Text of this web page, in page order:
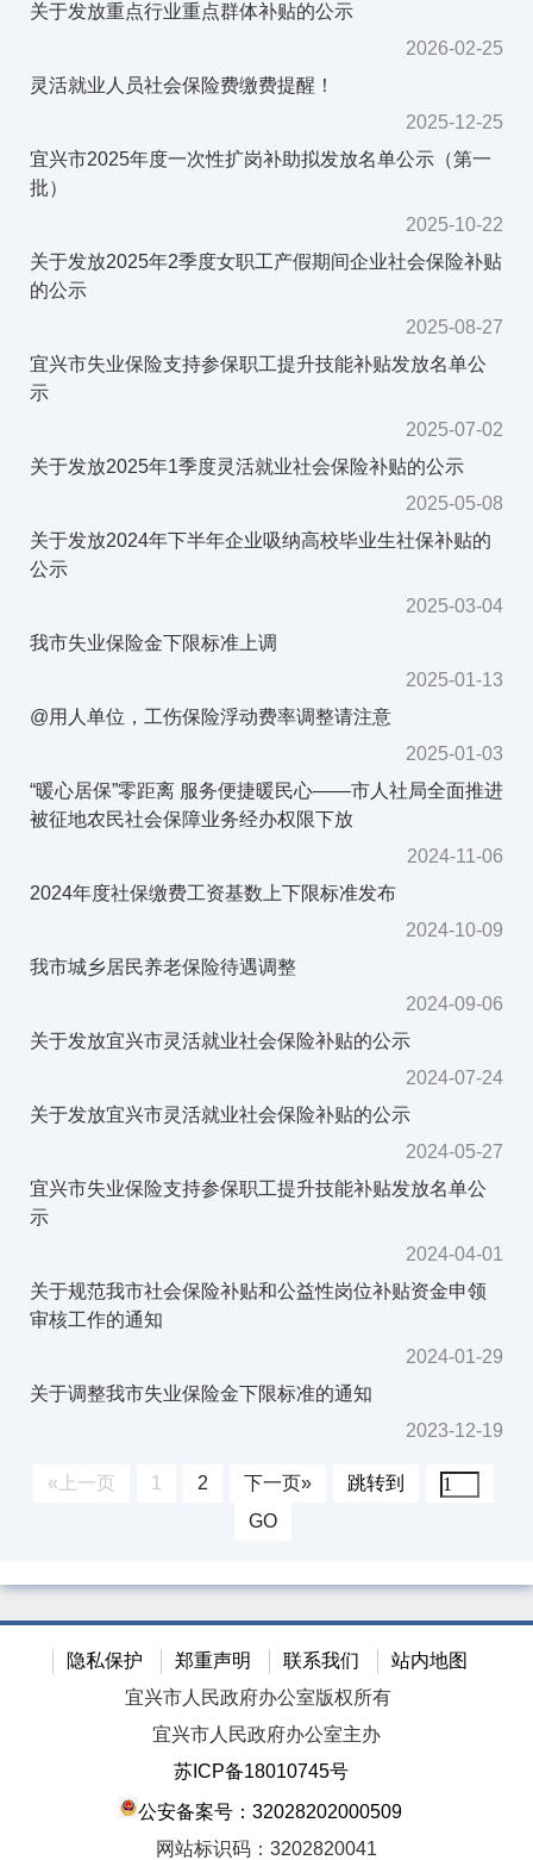
关于发放重点行业重点群体补贴的公示
2026-02-25
灵活就业人员社会保险费缴费提醒！
2025-12-25
宜兴市2025年度一次性扩岗补助拟发放名单公示（第一
批）
2025-10-22
关于发放2025年2季度女职工产假期间企业社会保险补贴
的公示
2025-08-27
宜兴市失业保险支持参保职工提升技能补贴发放名单公
示
2025-07-02
关于发放2025年1季度灵活就业社会保险补贴的公示
2025-05-08
关于发放2024年下半年企业吸纳高校毕业生社保补贴的
公示
2025-03-04
我市失业保险金下限标准上调
2025-01-13
@用人单位，工伤保险浮动费率调整请注意
2025-01-03
“暖心居保”零距离 服务便捷暖民心——市人社局全面推进
被征地农民社会保障业务经办权限下放
2024-11-06
2024年度社保缴费工资基数上下限标准发布
2024-10-09
我市城乡居民养老保险待遇调整
2024-09-06
关于发放宜兴市灵活就业社会保险补贴的公示
2024-07-24
关于发放宜兴市灵活就业社会保险补贴的公示
2024-05-27
宜兴市失业保险支持参保职工提升技能补贴发放名单公
示
2024-04-01
关于规范我市社会保险补贴和公益性岗位补贴资金申领
审核工作的通知
2024-01-29
关于调整我市失业保险金下限标准的通知
2023-12-19
«上一页 1 2 下一页»
跳转到
GO
隐私保护 郑重声明 联系我们
站内地图
宜兴市人民政府办公室版权所有
宜兴市人民政府办公室主办
苏ICP备18010745号
公安备案号：32028202000509
网站标识码：3202820041